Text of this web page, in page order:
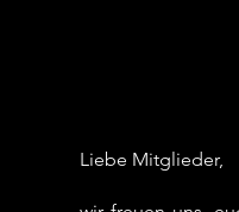
Liebe Mitglieder,